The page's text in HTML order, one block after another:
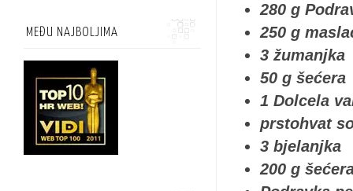
280 g
250 g
3 žumanjka
50 g šećera
1 Dolcela
prstohvat
3 bjelanjka
200 g
MEĐU NAJBOLJIMA